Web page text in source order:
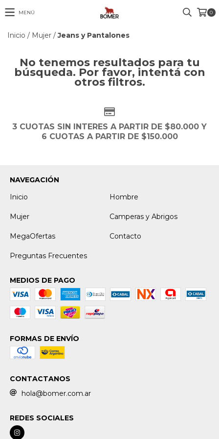
MENÚ 0
Inicio / Mujer / Jeans y Pantalones
No tenemos resultados para tu
búsqueda. Por favor, intentá con
otros filtros.
3 CUOTAS SIN INTERES A PARTIR DE $80.000 Y
6 CUOTAS A PARTIR DE $150.000
NAVEGACIÓN
Inicio
Hombre
Mujer Camperas y Abrigos
MegaOfertas Contacto
Preguntas Frecuentes
MEDIOS DE PAGO
FORMAS DE ENVÍO
CONTACTANOS
hola@bomer.com.ar
REDES SOCIALES